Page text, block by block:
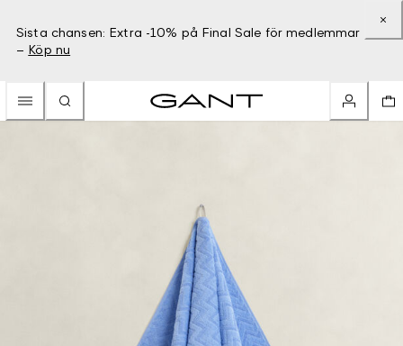
Sista chansen: Extra -10% på Final Sale för medlemmar
– Köp nu